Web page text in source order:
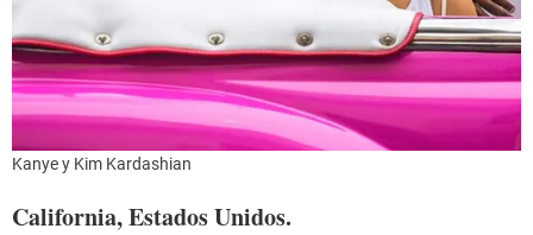
Kanye y Kim Kardashian
California, Estados Unidos.